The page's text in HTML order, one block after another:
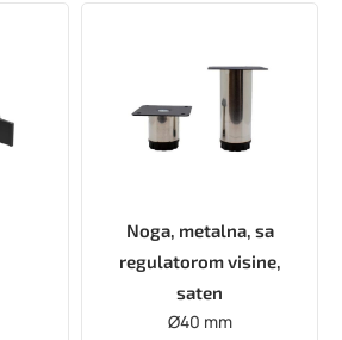
Noga, metalna, sa
regulatorom visine,
saten
Ø40 mm